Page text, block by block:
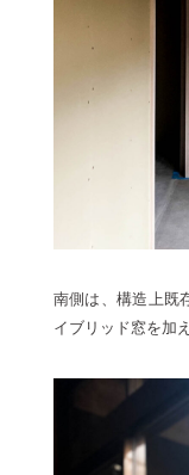
南側は、構造上既
イブリッド窓を加